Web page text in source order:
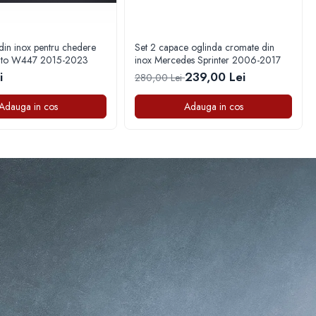
inox pentru chedere
W447 2015-2023
in cos
Set 2 capace oglinda cromate din
inox Mercedes Sprinter 2006-2017
280,00 Lei239,00 Lei
Adauga in cos